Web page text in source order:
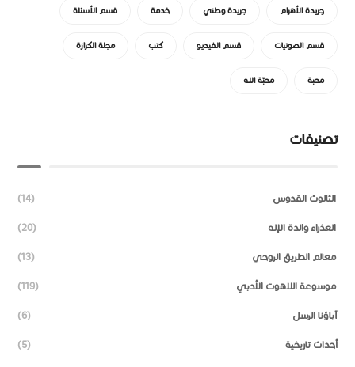
جريدة الأهرام جريدة وطني خدمة قسم الأسئلة
قسم الصوتيات قسم الفيديو كتب مجلة الكرازة
محبة محبّة الله
تصنيفات
الثالوث القدوس (14)
العذراء والدة الإله (20)
معالم الطريق الروحي (13)
موسوعة اللاهوت الأدبي (119)
آباؤنا الرسل (6)
أحداث تاريخية (5)